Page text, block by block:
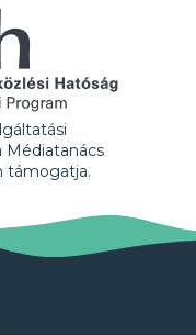
Médiatanács
támogatja.